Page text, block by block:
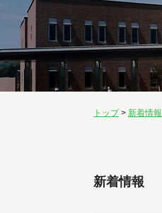
トップ> 新着情報
新着情報